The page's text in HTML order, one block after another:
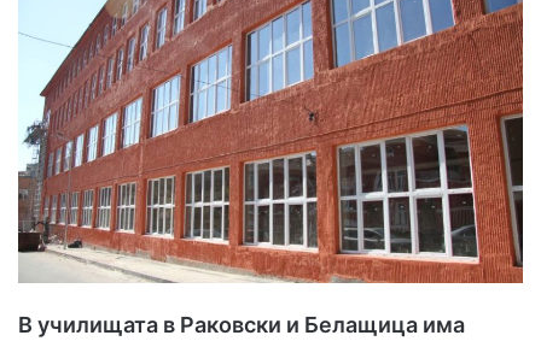
o
w
X
a
n
e
m
i
l
В училищата в Раковски и Белащица има